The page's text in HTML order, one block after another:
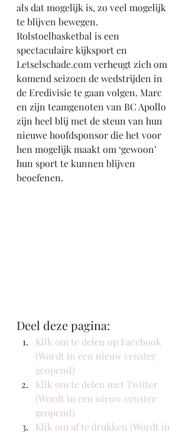
als dat mogelijk is, zo veel mogelijk
te blijven bewegen.
Rolstoelbasketbal is een
spectaculaire kijksport en
Letselschade.com verheugt zich om
komend seizoen de wedstrijden in
de Eredivisie te gaan volgen. Marc
en zijn teamgenoten van BC Apollo
zijn heel blij met de steun van hun
nieuwe hoofdsponsor die het voor
hen mogelijk maakt om ‘gewoon’
hun sport te kunnen blijven
beoefenen.
Deel deze pagina:
Klik om te delen op Facebook
(Wordt in een nieuw venster
geopend)
Klik om te delen met Twitter
(Wordt in een nieuw venster
geopend)
Klik om af te drukken (Wordt in